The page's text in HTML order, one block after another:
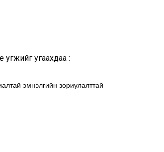
угжийг угаахдаа :
эмнэлгийн зориулалттай